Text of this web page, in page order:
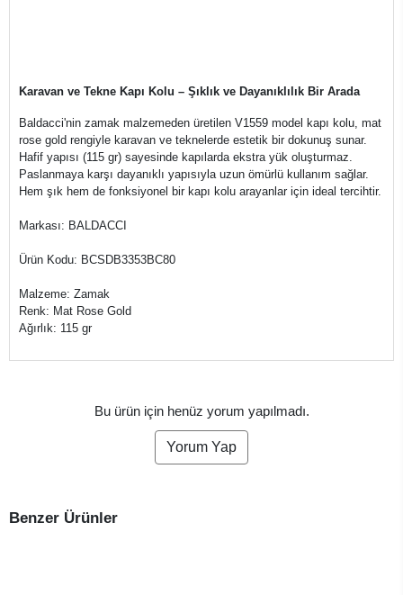
Karavan ve Tekne Kapı Kolu – Şıklık ve Dayanıklılık Bir Arada
Baldacci'nin zamak malzemeden üretilen V1559 model kapı kolu, mat
rose gold rengiyle karavan ve teknelerde estetik bir dokunuş sunar.
Hafif yapısı (115 gr) sayesinde kapılarda ekstra yük oluşturmaz.
Paslanmaya karşı dayanıklı yapısıyla uzun ömürlü kullanım sağlar.
Hem şık hem de fonksiyonel bir kapı kolu arayanlar için ideal tercihtir.
Markası: BALDACCI
Ürün Kodu: BCSDB3353BC80
Malzeme: Zamak
Renk: Mat Rose Gold
Ağırlık: 115 gr
Bu ürün için henüz yorum yapılmadı.
Yorum Yap
Benzer Ürünler